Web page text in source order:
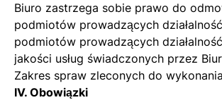
Biuro zastrzega sobie prawo do
podmiotów prowadzących
podmiotów prowadzących
jakości usług świadczonych przez
Zakres spraw zleconych do
IV. Obowiązki